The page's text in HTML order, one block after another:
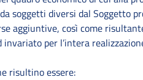
soggetti diversi dal Soggetto
aggiuntive, così come
per l’intera
risultino essere: